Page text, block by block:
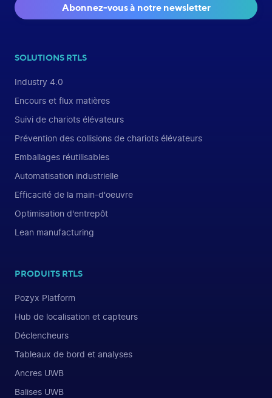
Abonnez-vous à notre newsletter
SOLUTIONS RTLS
Industry 4.0
Encours et flux matières
Suivi de chariots élévateurs
Prévention des collisions de chariots élévateurs
Emballages réutilisables
Automatisation industrielle
Efficacité de la main-d'oeuvre
Optimisation d'entrepôt
Lean manufacturing
PRODUITS RTLS
Pozyx Platform
Hub de localisation et capteurs
Déclencheurs
Tableaux de bord et analyses
Ancres UWB
Balises UWB